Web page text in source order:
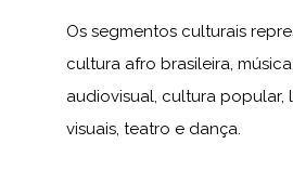
Os segmentos culturais
cultura afro brasileira,
audiovisual, cultura popular,
visuais, teatro e dança.